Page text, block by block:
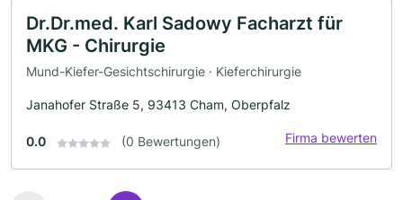
Dr.Dr.med. Karl Sadowy Facharzt für
MKG - Chirurgie
Mund-Kiefer-Gesichtschirurgie · Kieferchirurgie
Janahofer Straße 5, 93413 Cham, Oberpfalz
0.0 (0 Bewertungen) Firma bewerten